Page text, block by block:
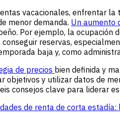
vacacionales, enfrentar
menor demanda. Un aumento
Por ejemplo, la
reservas,
baja y, como
de precios bien definida y
objetivos y utilizar datos de
consejos clave para liderar
de renta de corta